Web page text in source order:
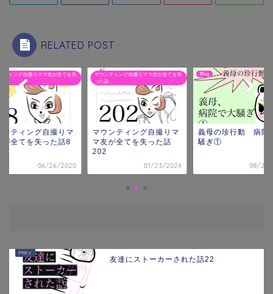
RELATED POST
ティング自撮りママ友が全てを失
ンティング自撮りマ
が全てを失った話8
06/26/2020
マウンティング自撮りママ友が全てを失
った話
マウンティング自撮りマ
マ友が全てを失った話
202
01/23/2024
Blog
義母の珍行動 病院
騒ぎ①
08/25/
友達にストーカーされた話22